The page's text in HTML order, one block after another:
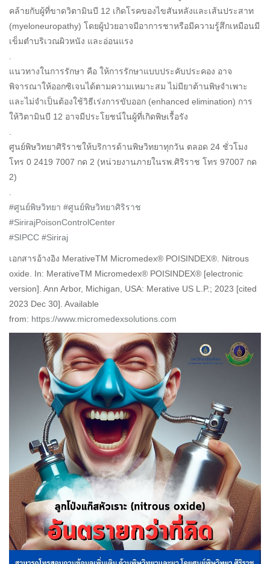
คล้ายกับผู้ที่ขาดวิตามินบี 12 เกิดโรคของไขสันหลังและเส้นประสาท
(myeloneuropathy) โดยผู้ป่วยอาจมีอาการชาหรือมีความรู้สึกเหมือนมี
เข็มตำบริเวณผิวหนัง และอ่อนแรง
แนวทางในการรักษา คือ ให้การรักษาแบบประคับประคอง อาจ
พิจารณาให้ออกซิเจนได้ตามความเหมาะสม ไม่มียาต้านพิษจำเพาะ
และไม่จำเป็นต้องใช้วิธีเร่งการขับออก (enhanced elimination) การ
ให้วิตามินบี 12 อาจมีประโยชน์ในผู้ที่เกิดพิษเรื้อรัง
ศูนย์พิษวิทยาศิริราชให้บริการด้านพิษวิทยาทุกวัน ตลอด 24 ชั่วโมง
โทร 0 2419 7007 กด 2 (หน่วยงานภายในรพ.ศิริราช โทร 97007 กด
2)
#ศูนย์พิษวิทยา #ศูนย์พิษวิทยาศิริราช
#SirirajPoisonControlCenter
#SIPCC #Siriraj
เอกสารอ้างอิง MerativeTM Micromedex® POISINDEX®. Nitrous
oxide. In: MerativeTM Micromedex® POISINDEX® [electronic
version]. Ann Arbor, Michigan, USA: Merative US L.P.; 2023 [cited
2023 Dec 30]. Available
from: https://www.micromedexsolutions.com